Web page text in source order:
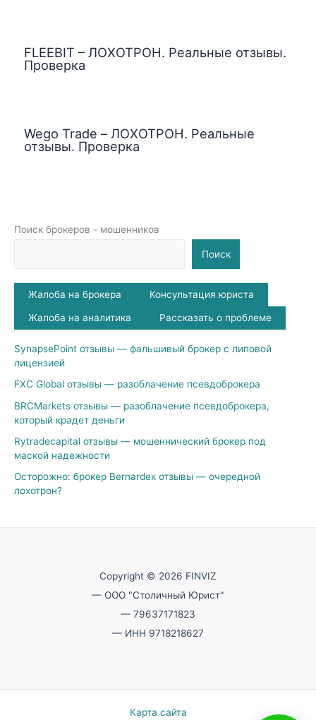
Поиск брокеров - мошенников
Поиск
Жалоба на брокера Консультация юриста
Жалоба на аналитика Рассказать о проблеме
SynapsePoint отзывы — фальшивый брокер с липовой
лицензией
FXC Global отзывы — разоблачение псевдоброкера
BRCMarkets отзывы — разоблачение псевдоброкера,
который крадет деньги
Rytradecapital отзывы — мошеннический брокер под
маской надежности
Осторожно: брокер Bernardex отзывы — очередной
лохотрон?
FLEEBIT – ЛОХОТРОН. Реальные отзывы.
Проверка
Wego Trade – ЛОХОТРОН. Реальные
отзывы. Проверка
Copyright © 2026 FINVIZ
— ООО "Столичный Юрист"
— 79637171823
— ИНН 9718218627
Карта сайта